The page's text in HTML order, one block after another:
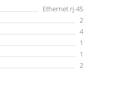
Ethernet rj-45
2
4
1
1
2